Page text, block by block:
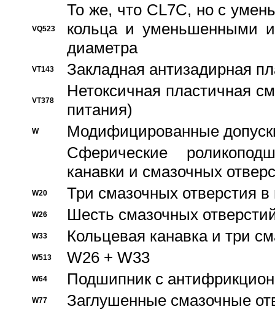
VQ523
То же, что CL7C, но с
кольца и уменьшенными
диаметра
VT143 Закладная антизадирная
VT378
Нетоксичная пластичная
питания)
W
Модифицированные
Сферические
канавки и смазочных
W20 Три смазочных отверстия
W26 Шесть смазочных
W33 Кольцевая канавка и три
W513 W26 + W33
W64 Подшипник с
W77 Заглушенные смазочные